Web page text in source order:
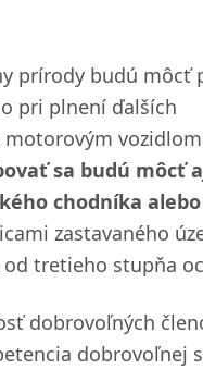
prírody budú môcť
pri plnení ďalších
sa budú môcť
chodníka alebo
zastavaného
tretieho stupňa
dobrovoľných
dobrovoľnej